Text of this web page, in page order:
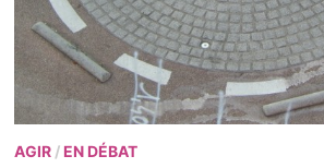
AGIR/ EN DÉBAT